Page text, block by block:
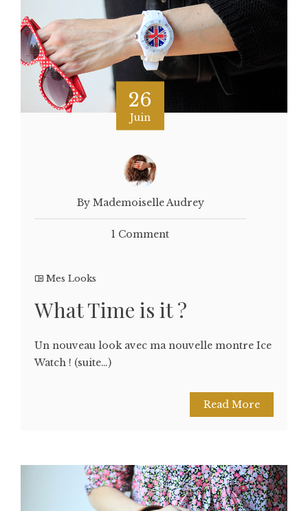
26
Juin
By Mademoiselle Audrey
1 Comment
Mes Looks
What Time is it ?
Un nouveau look avec ma nouvelle montre Ice
Watch ! (suite…)
Read More